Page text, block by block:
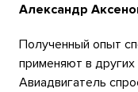
Александр
Полученный опыт
применяют в
Авиадвигатель